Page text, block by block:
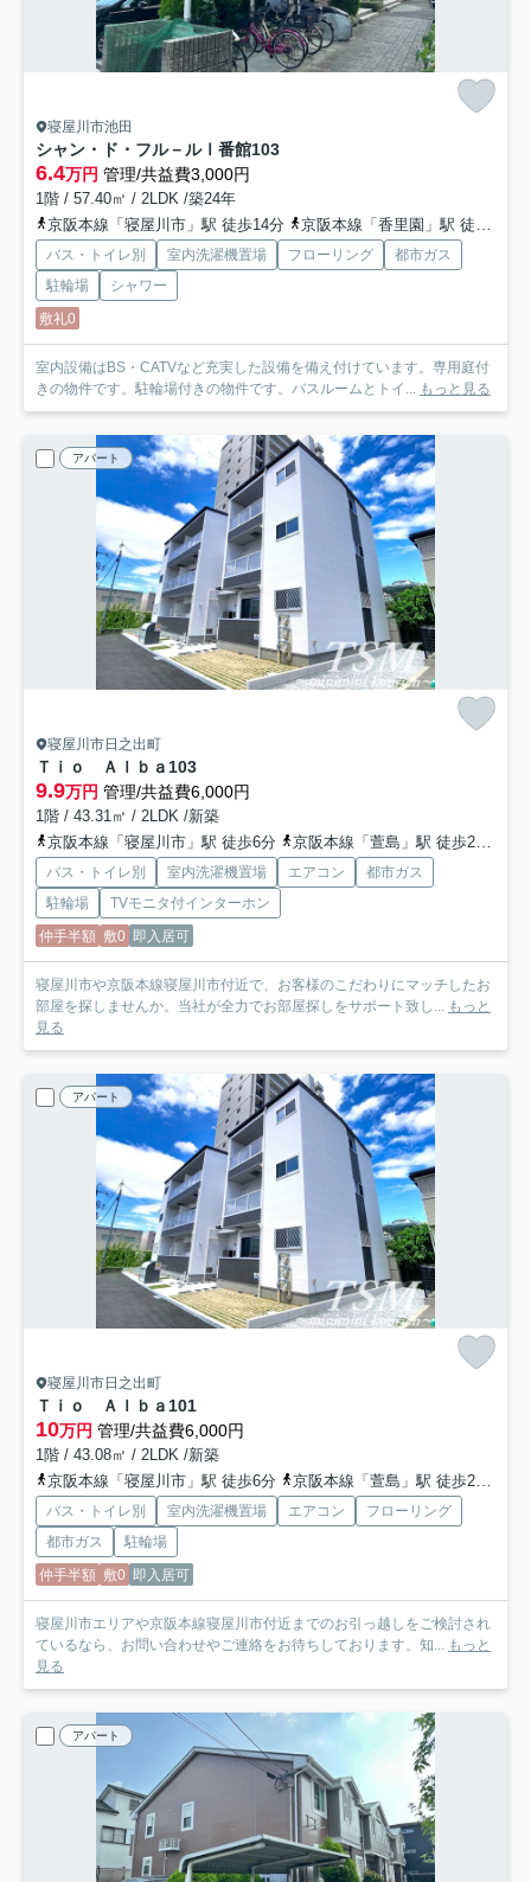
寝屋川市池田
シャン・ド・フル－ルⅠ番館103
6.4万円 管理/共益費3,000円
1階 / 57.40㎡ / 2LDK /築24年
京阪本線「寝屋川市」駅 徒歩14分
京阪本線「香里園」駅 徒歩26分
バス・トイレ別 室内洗濯機置場 フローリング
都市ガス
駐輪場
シャワー
敷礼0
室内設備はBS・CATVなど充実した設備を備え付けています。専用庭付
きの物件です。駐輪場付きの物件です。バスルームとトイ... もっと見る
アパート
寝屋川市日之出町
Ｔｉｏ Ａｌｂａ 103
9.9万円 管理/共益費6,000円
1階 / 43.31㎡ / 2LDK /新築
京阪本線「寝屋川市」駅 徒歩6分
京阪本線「萱島」駅 徒歩29分
バス・トイレ別 室内洗濯機置場 エアコン
都市ガス
駐輪場
TVモニタ付インターホン
仲手半額 敷0 即入居可
寝屋川市や京阪本線寝屋川市付近で、お客様のこだわりにマッチしたお
部屋を探しませんか。当社が全力でお部屋探しをサポート致し... もっと
見る
アパート
寝屋川市日之出町
Ｔｉｏ Ａｌｂａ 101
10万円 管理/共益費6,000円
1階 / 43.08㎡ / 2LDK /新築
京阪本線「寝屋川市」駅 徒歩6分
京阪本線「萱島」駅 徒歩29分
バス・トイレ別 室内洗濯機置場 エアコン
フローリング
都市ガス
駐輪場
仲手半額 敷0 即入居可
寝屋川市エリアや京阪本線寝屋川市付近までのお引っ越しをご検討され
ているなら、お問い合わせやご連絡をお待ちしております。知... もっと
見る
アパート